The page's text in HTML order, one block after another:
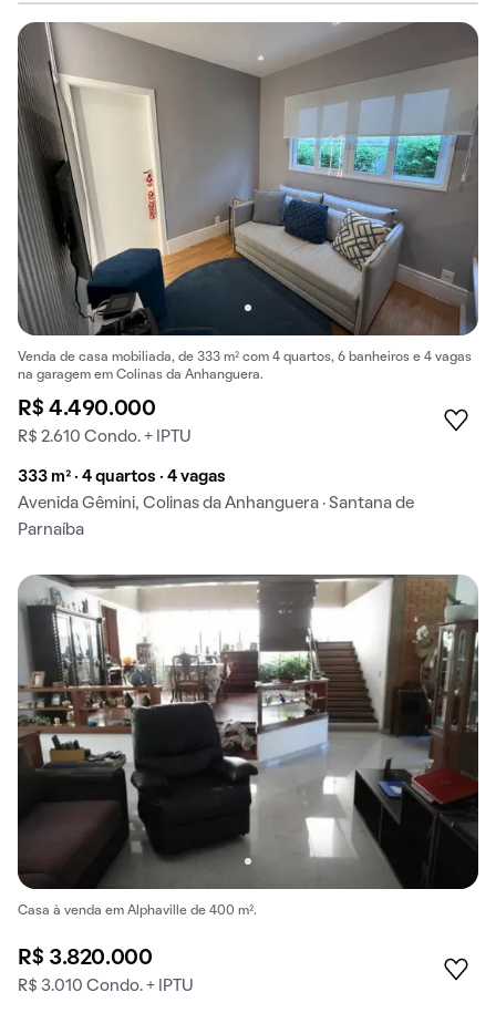
Venda de casa mobiliada, de 333 m² com 4 quartos, 6 banheiros e 4 vagas
na garagem em Colinas da Anhanguera.
R$ 4.490.000
R$ 2.610 Condo. + IPTU
333 m² · 4 quartos · 4 vagas
Avenida Gêmini, Colinas da Anhanguera · Santana de
Parnaíba
Casa à venda em Alphaville de 400 m².
R$ 3.820.000
R$ 3.010 Condo. + IPTU